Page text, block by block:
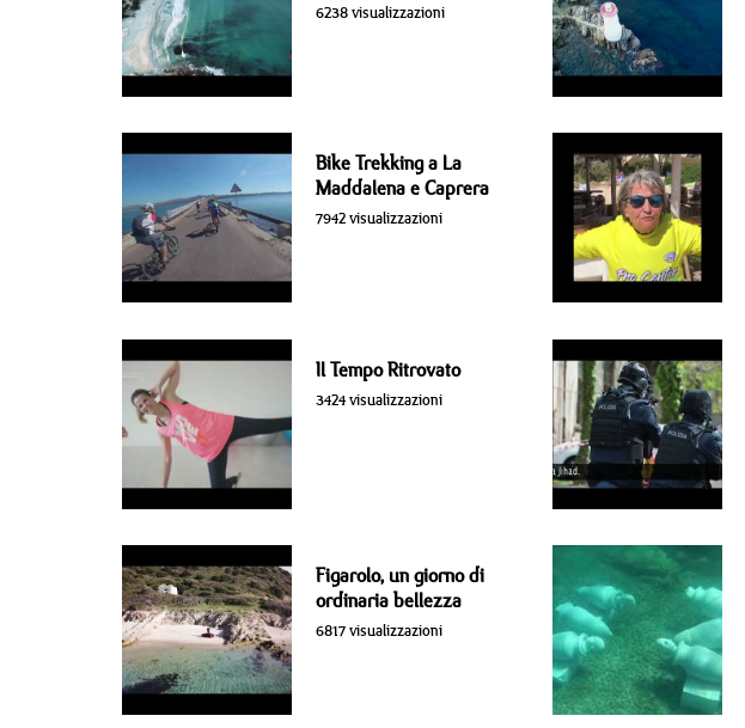
6238 visualizzazioni
Bike Trekking a La
Maddalena e Caprera
7942 visualizzazioni
Il Tempo Ritrovato
3424 visualizzazioni
Figarolo, un giorno di
ordinaria bellezza
6817 visualizzazioni